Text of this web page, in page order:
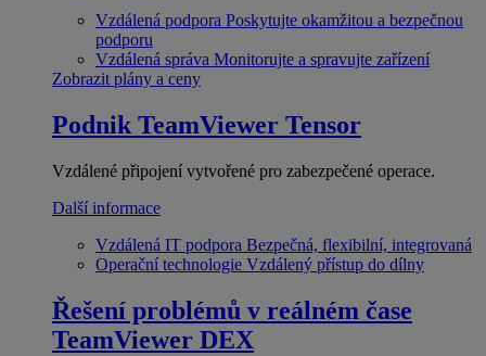
Vzdálená podpora Poskytujte okamžitou a bezpečnou
podporu
Vzdálená správa Monitorujte a spravujte zařízení
Zobrazit plány a ceny
Podnik TeamViewer Tensor
Vzdálené připojení vytvořené pro zabezpečené operace.
Další informace
Vzdálená IT podpora Bezpečná, flexibilní, integrovaná
Operační technologie Vzdálený přístup do dílny
Řešení problémů v reálném čase
TeamViewer DEX